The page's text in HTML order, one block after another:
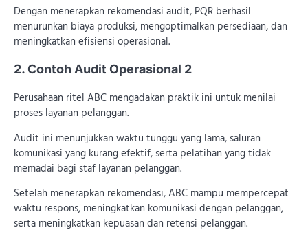
Dengan menerapkan rekomendasi audit, PQR berhasil
menurunkan biaya produksi, mengoptimalkan persediaan, dan
meningkatkan efisiensi operasional.
2. Contoh Audit Operasional 2
Perusahaan ritel ABC mengadakan praktik ini untuk menilai
proses layanan pelanggan.
Audit ini menunjukkan waktu tunggu yang lama, saluran
komunikasi yang kurang efektif, serta pelatihan yang tidak
memadai bagi staf layanan pelanggan.
Setelah menerapkan rekomendasi, ABC mampu mempercepat
waktu respons, meningkatkan komunikasi dengan pelanggan,
serta meningkatkan kepuasan dan retensi pelanggan.